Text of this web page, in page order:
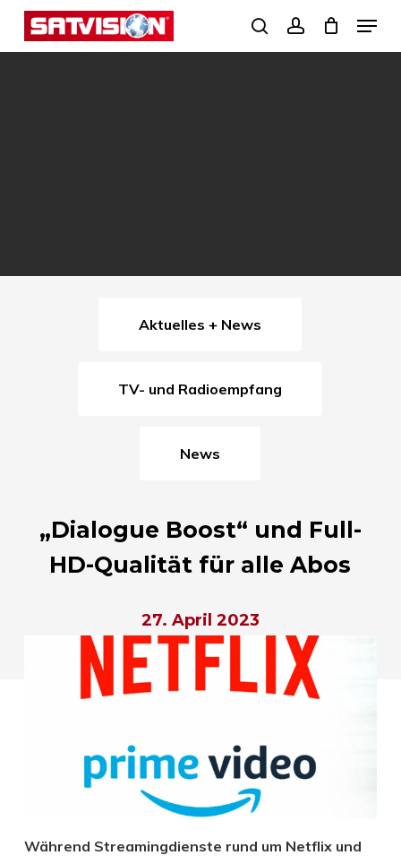
Skip
search
Menu
Aktuelles + News
TV- und Radioempfang
News
„Dialogue Boost“ und Full-
HD-Qualität für alle Abos
27. April 2023
Während Streamingdienste rund um Netflix und